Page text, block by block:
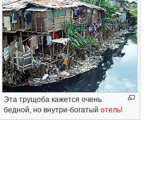
Эта трущоба кажется очень
бедной, но внутри-богатый отель!